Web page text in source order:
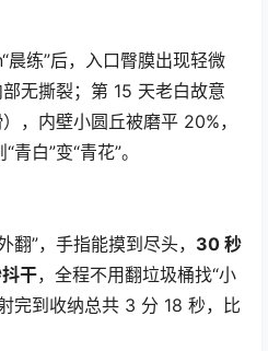
练”后，入口臀膜出现轻微
无撕裂；第 15 天老白故意
，内壁小圆丘被磨平 20%，
青白”变“青花”。
翻”，手指能摸到尽头， 30 秒
干，全程不用翻垃圾桶找“小
完到收纳总共 3 分 18 秒，比